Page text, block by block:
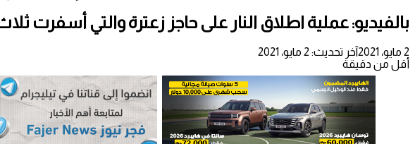
بالفيديو: عملية اطلاق النار على حاجز زعترة والتي أسفرت
2 مايو، 2021
آخر تحديث: 2 مايو، 2021
أقل من دقيقة